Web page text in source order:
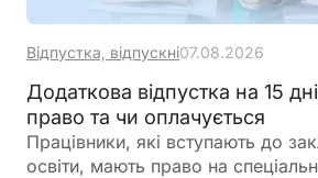
Відпустка, відпускні07.08.2026
Додаткова відпустка на 15
право та чи оплачується
Працівники, які вступають до
освіти, мають право на